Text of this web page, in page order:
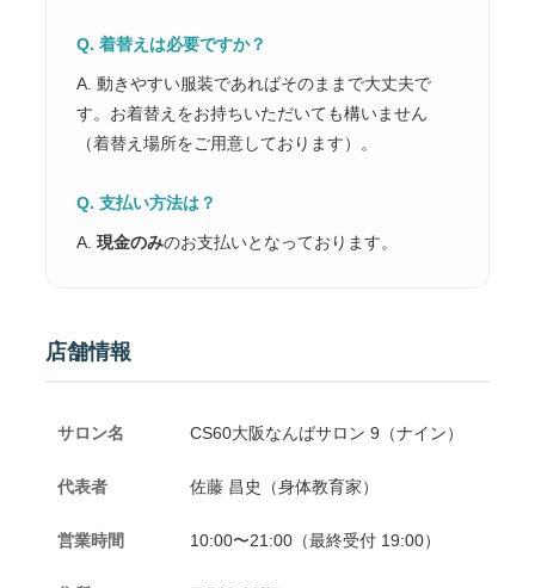
Q. 着替えは必要ですか？
A. 動きやすい服装であればそのままで大丈夫で
す。お着替えをお持ちいただいても構いません
（着替え場所をご用意しております）。
Q. 支払い方法は？
A. 現金のみのお支払いとなっております。
店舗情報
サロン名 CS60大阪なんばサロン 9（ナイン）
代表者 佐藤 昌史（身体教育家）
営業時間 10:00〜21:00（最終受付 19:00）